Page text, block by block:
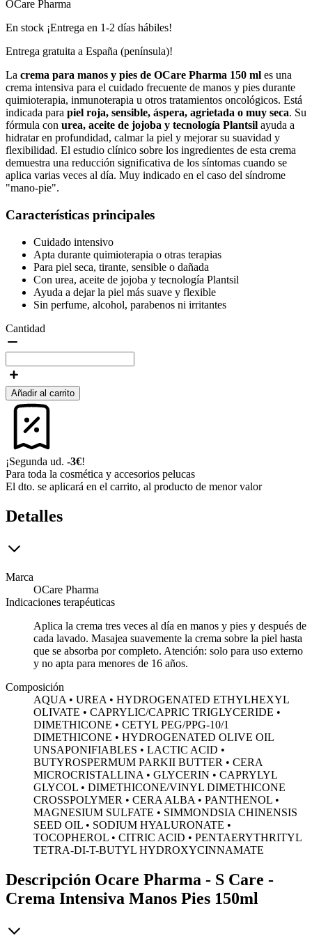
OCare Pharma
En stock ¡Entrega en 1-2 días hábiles!
Entrega gratuita a España (península)!
La crema para manos y pies de OCare Pharma 150 ml es una
crema intensiva para el cuidado frecuente de manos y pies durante
quimioterapia, inmunoterapia u otros tratamientos oncológicos. Está
indicada para piel roja, sensible, áspera, agrietada o muy seca. Su
fórmula con urea, aceite de jojoba y tecnología Plantsil ayuda a
hidratar en profundidad, calmar la piel y mejorar su suavidad y
flexibilidad. El estudio clínico sobre los ingredientes de esta crema
demuestra una reducción significativa de los síntomas cuando se
aplica varias veces al día. Muy indicado en el caso del síndrome
"mano-pie".
Características principales
Cuidado intensivo
Apta durante quimioterapia o otras terapias
Para piel seca, tirante, sensible o dañada
Con urea, aceite de jojoba y tecnología Plantsil
Ayuda a dejar la piel más suave y flexible
Sin perfume, alcohol, parabenos ni irritantes
Cantidad
Añadir al carrito
¡Segunda ud. -3€!
Para toda la cosmética y accesorios pelucas
El dto. se aplicará en el carrito, al producto de menor valor
Detalles
Marca
OCare Pharma
Indicaciones terapéuticas
Aplica la crema tres veces al día en manos y pies y después de
cada lavado. Masajea suavemente la crema sobre la piel hasta
que se absorba por completo. Atención: solo para uso externo
y no apta para menores de 16 años.
Composición
AQUA • UREA • HYDROGENATED ETHYLHEXYL
OLIVATE • CAPRYLIC/CAPRIC TRIGLYCERIDE •
DIMETHICONE • CETYL PEG/PPG-10/1
DIMETHICONE • HYDROGENATED OLIVE OIL
UNSAPONIFIABLES • LACTIC ACID •
BUTYROSPERMUM PARKII BUTTER • CERA
MICROCRISTALLINA • GLYCERIN • CAPRYLYL
GLYCOL • DIMETHICONE/VINYL DIMETHICONE
CROSSPOLYMER • CERA ALBA • PANTHENOL •
MAGNESIUM SULFATE • SIMMONDSIA CHINENSIS
SEED OIL • SODIUM HYALURONATE •
TOCOPHEROL • CITRIC ACID • PENTAERYTHRITYL
TETRA-DI-T-BUTYL HYDROXYCINNAMATE
Descripción Ocare Pharma - S Care -
Crema Intensiva Manos Pies 150ml